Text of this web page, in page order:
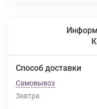
Способ доставки
Самовывоз
Завтра